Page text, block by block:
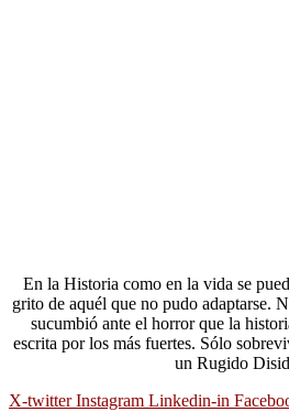
En la Historia como en la vida se
grito de aquél que no pudo adaptarse.
sucumbió ante el horror que la
escrita por los más fuertes. Sólo
un Rugido
X-twitter Instagram Linkedin-in